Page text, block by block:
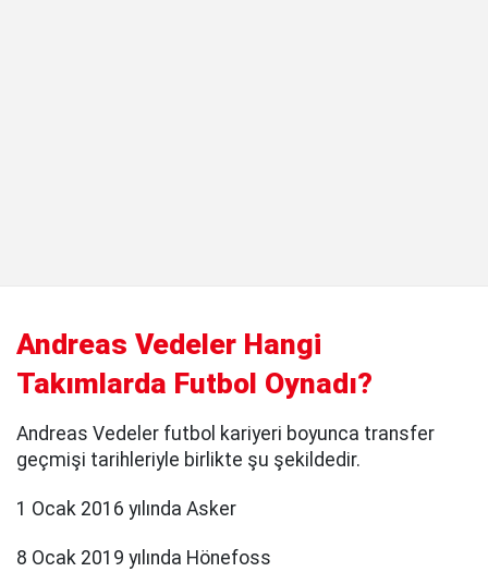
Andreas Vedeler Hangi
Takımlarda Futbol Oynadı?
Andreas Vedeler futbol kariyeri boyunca transfer
geçmişi tarihleriyle birlikte şu şekildedir.
1 Ocak 2016 yılında Asker
8 Ocak 2019 yılında Hönefoss